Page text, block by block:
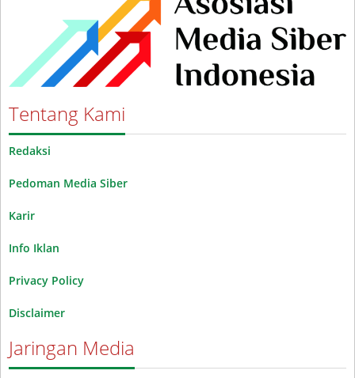
Tentang Kami
Redaksi
Pedoman Media Siber
Karir
Info Iklan
Privacy Policy
Disclaimer
Jaringan Media